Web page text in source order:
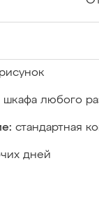
шкафа любого
стандартная
дней